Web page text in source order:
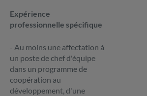
Expérience
professionnelle spécifique
- Au moins une affectation à
un poste de chef d'équipe
dans un programme de
coopération au
développement, d'une